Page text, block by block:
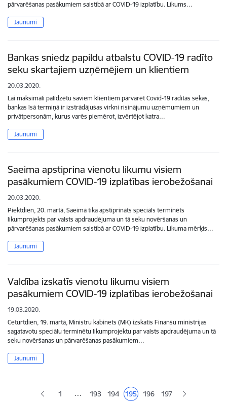
pārvarēšanas pasākumiem saistībā ar COVID-19 izplatību. Likums…
Jaunumi
Bankas sniedz papildu atbalstu COVID-19 radīto
seku skartajiem uzņēmējiem un klientiem
20.03.2020.
Lai maksimāli palīdzētu saviem klientiem pārvarēt Covid-19 radītās sekas,
bankas īsā termiņā ir izstrādājušas virkni risinājumu uzņēmumiem un
privātpersonām, kurus varēs piemērot, izvērtējot katra…
Jaunumi
Saeima apstiprina vienotu likumu visiem
pasākumiem COVID-19 izplatības ierobežošanai
20.03.2020.
Piektdien, 20. martā, Saeimā tika apstiprināts speciāls terminēts
likumprojekts par valsts apdraudējuma un tā seku novēršanas un
pārvarēšanas pasākumiem saistībā ar COVID-19 izplatību. Likuma mērķis…
Jaunumi
Valdība izskatīs vienotu likumu visiem
pasākumiem COVID-19 izplatības ierobežošanai
19.03.2020.
Ceturtdien, 19. martā, Ministru kabinets (MK) izskatīs Finanšu ministrijas
sagatavotu speciālu terminētu likumprojektu par valsts apdraudējuma un tā
seku novēršanas un pārvarēšanas pasākumiem…
Jaunumi
1 … Lapa
193 Lapa
194 Pašreizējā lapa
195 Lapa
196 Lapa
197